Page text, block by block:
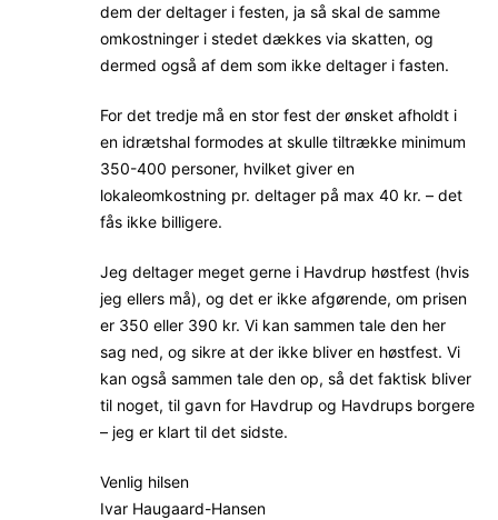
dem der deltager i festen, ja så skal de samme
omkostninger i stedet dækkes via skatten, og
dermed også af dem som ikke deltager i fasten.
For det tredje må en stor fest der ønsket afholdt i
en idrætshal formodes at skulle tiltrække minimum
350-400 personer, hvilket giver en
lokaleomkostning pr. deltager på max 40 kr. – det
fås ikke billigere.
Jeg deltager meget gerne i Havdrup høstfest (hvis
jeg ellers må), og det er ikke afgørende, om prisen
er 350 eller 390 kr. Vi kan sammen tale den her
sag ned, og sikre at der ikke bliver en høstfest. Vi
kan også sammen tale den op, så det faktisk bliver
til noget, til gavn for Havdrup og Havdrups borgere
– jeg er klart til det sidste.
Venlig hilsen
Ivar Haugaard-Hansen